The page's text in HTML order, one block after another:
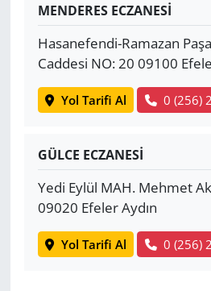
MENDERES ECZANESİ
Hasanefendi-Ramazan
Caddesi NO: 20 09100
Yol Tarifi Al 0 (256)
GÜLCE ECZANESİ
Yedi Eylül MAH. Mehmet
09020 Efeler Aydın
Yol Tarifi Al 0 (256)